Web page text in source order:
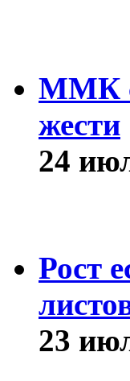
ММК с
жести
24
Рост
23